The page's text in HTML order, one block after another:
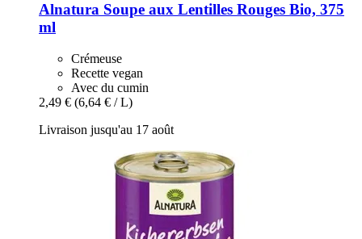
Alnatura Soupe aux Lentilles Rouges Bio, 375
ml
Crémeuse
Recette vegan
Avec du cumin
2,49 € (6,64 € / L)
Livraison jusqu'au 17 août